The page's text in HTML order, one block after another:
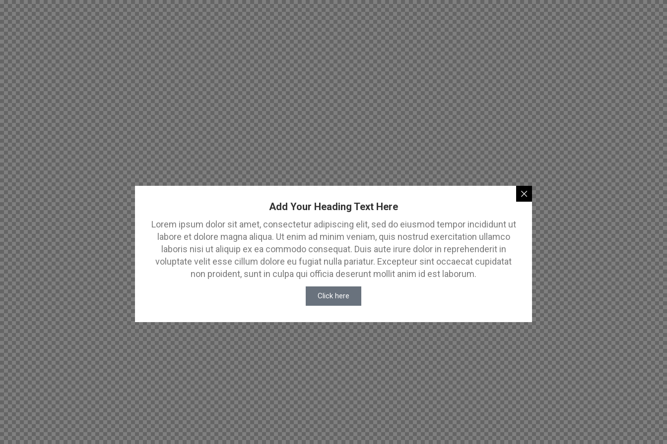
Add Your Heading Text Here
Lorem ipsum dolor sit amet, consectetur adipiscing elit, sed do eiusmod tempor incididunt ut
labore et dolore magna aliqua. Ut enim ad minim veniam, quis nostrud exercitation ullamco
laboris nisi ut aliquip ex ea commodo consequat. Duis aute irure dolor in reprehenderit in
voluptate velit esse cillum dolore eu fugiat nulla pariatur. Excepteur sint occaecat cupidatat
non proident, sunt in culpa qui officia deserunt mollit anim id est laborum.
Click here